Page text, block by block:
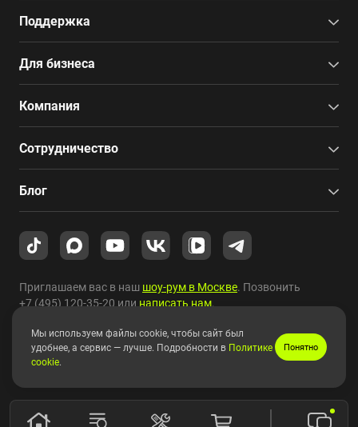
Поддержка
Для бизнеса
Компания
Сотрудничество
Блог
Приглашаем вас в наш шоу-рум в Москве. Позвонить
+7 (495) 120-35-20 или написать нам.
Copyright © 2010-2026 HYPERPC.
Мы используем файлы cookie, чтобы сайт был
удобнее, а сервис — лучше. Подробности в Политике
cookie.
Понятно